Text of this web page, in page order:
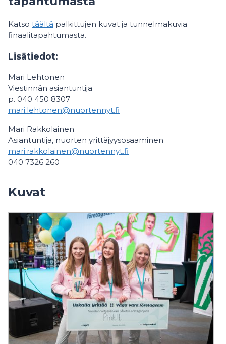
Katso täältä palkittujen kuvat ja tunnelmakuvia
finaalitapahtumasta.
Lisätiedot:
Mari Lehtonen
Viestinnän asiantuntija
p. 040 450 8307
mari.lehtonen@nuortennyt.fi
Mari Rakkolainen
Asiantuntija, nuorten yrittäjyysosaaminen
mari.rakkolainen@nuortennyt.fi
040 7326 260
Kuvat